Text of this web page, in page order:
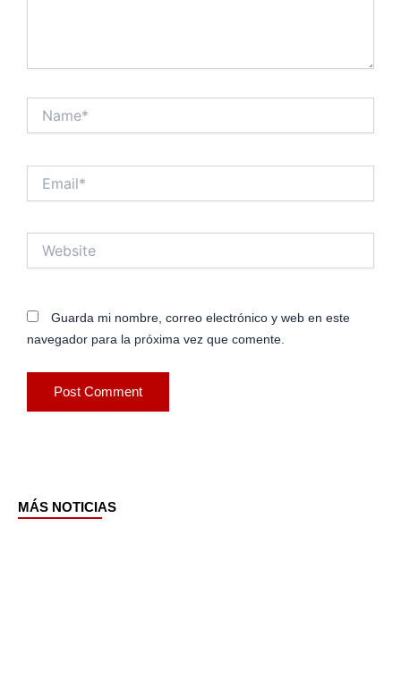
Guarda mi nombre, correo electrónico y web en este
navegador para la próxima vez que comente.
MÁS NOTICIAS